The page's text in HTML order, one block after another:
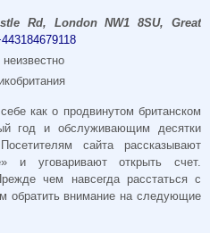
Rd, London NW1 8SU, Great
как о продвинутом британском
год и обслуживающим десятки
сайта рассказывают
и уговаривают открыть счет.
чем навсегда расстаться с
обратить внимание на следующие